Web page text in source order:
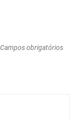
Campos obrigatórios